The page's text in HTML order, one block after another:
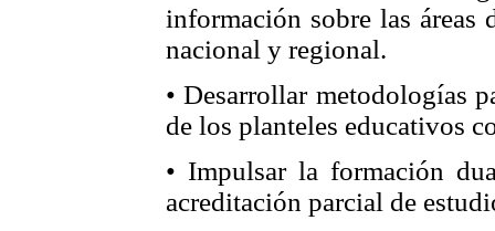
información sobre las áreas
nacional y regional.
• Desarrollar metodologías
de los planteles educativos
• Impulsar la formación
acreditación parcial de